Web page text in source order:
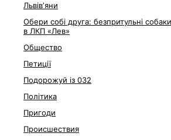
Львівʼяни
Обери собі друга: безпритульні
в ЛКП «Лев»
Общество
Петиції
Подорожуй із 032
Політика
Пригоди
Происшествия